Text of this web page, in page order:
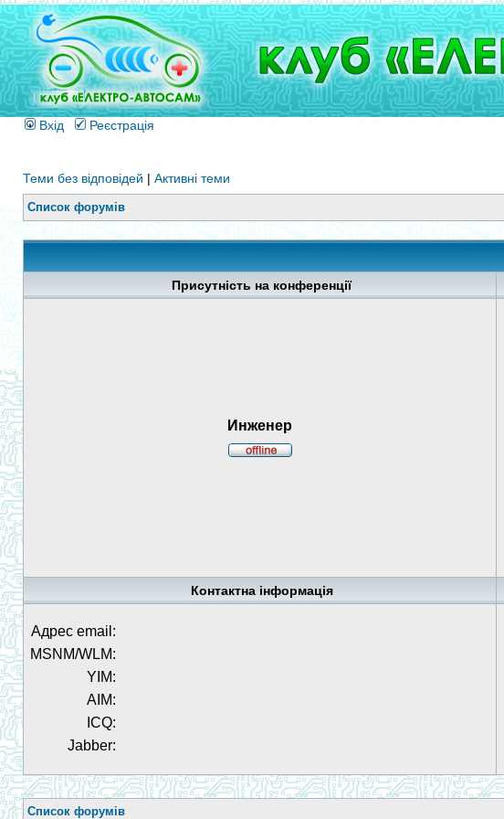
Вхід Реєстрація
Теми без відповідей | Активні теми
Список форумів
Присутність на конференції
Инженер
Контактна інформація
Адрес email:
MSNM/WLM:
YIM:
AIM:
ICQ:
Jabber:
Список форумів